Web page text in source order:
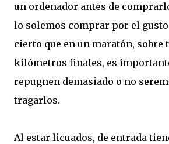
un ordenador antes de
lo solemos comprar por el gusto
cierto que en un maratón, sobre
kilómetros finales, es
repugnen demasiado o no
tragarlos.
Al estar licuados, de entrada